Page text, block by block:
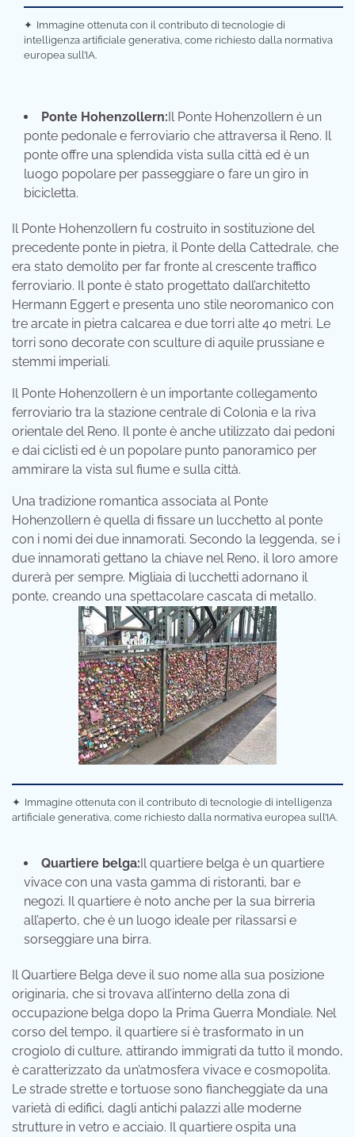
✦ Immagine ottenuta con il contributo di tecnologie di
intelligenza artificiale generativa, come richiesto dalla normativa
europea sull’IA.
Ponte Hohenzollern:Il Ponte Hohenzollern è un
ponte pedonale e ferroviario che attraversa il Reno. Il
ponte offre una splendida vista sulla città ed è un
luogo popolare per passeggiare o fare un giro in
bicicletta.
Il Ponte Hohenzollern fu costruito in sostituzione del
precedente ponte in pietra, il Ponte della Cattedrale, che
era stato demolito per far fronte al crescente traffico
ferroviario. Il ponte è stato progettato dall’architetto
Hermann Eggert e presenta uno stile neoromanico con
tre arcate in pietra calcarea e due torri alte 40 metri. Le
torri sono decorate con sculture di aquile prussiane e
stemmi imperiali.
Il Ponte Hohenzollern è un importante collegamento
ferroviario tra la stazione centrale di Colonia e la riva
orientale del Reno. Il ponte è anche utilizzato dai pedoni
e dai ciclisti ed è un popolare punto panoramico per
ammirare la vista sul fiume e sulla città.
Una tradizione romantica associata al Ponte
Hohenzollern è quella di fissare un lucchetto al ponte
con i nomi dei due innamorati. Secondo la leggenda, se i
due innamorati gettano la chiave nel Reno, il loro amore
durerà per sempre. Migliaia di lucchetti adornano il
ponte, creando una spettacolare cascata di metallo.
✦ Immagine ottenuta con il contributo di tecnologie di intelligenza
artificiale generativa, come richiesto dalla normativa europea sull’IA.
Quartiere belga:Il quartiere belga è un quartiere
vivace con una vasta gamma di ristoranti, bar e
negozi. Il quartiere è noto anche per la sua birreria
all’aperto, che è un luogo ideale per rilassarsi e
sorseggiare una birra.
Il Quartiere Belga deve il suo nome alla sua posizione
originaria, che si trovava all’interno della zona di
occupazione belga dopo la Prima Guerra Mondiale. Nel
corso del tempo, il quartiere si è trasformato in un
crogiolo di culture, attirando immigrati da tutto il mondo,
è caratterizzato da un’atmosfera vivace e cosmopolita.
Le strade strette e tortuose sono fiancheggiate da una
varietà di edifici, dagli antichi palazzi alle moderne
strutture in vetro e acciaio. Il quartiere ospita una